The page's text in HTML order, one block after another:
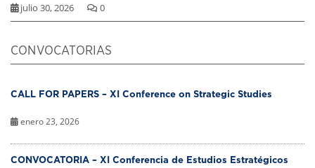
julio 30, 2026 0
CONVOCATORIAS
CALL FOR PAPERS – XI Conference on Strategic Studies
enero 23, 2026
CONVOCATORIA – XI Conferencia de Estudios Estratégicos